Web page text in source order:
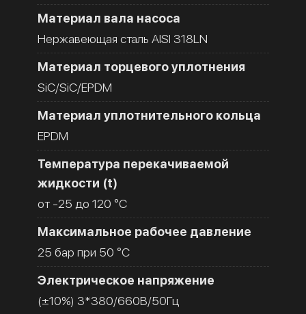
Материал вала насоса
Нержавеющая сталь AISI 318LN
Материал торцевого уплотнения
SiC/SiC/EPDM
Материал уплотнительного кольца
EPDM
Температура перекачиваемой
жидкости (t)
от -25 до 120 °C
Максимальное рабочее давление
25 бар при 50 °C
Электрическое напряжение
(±10%) 3*380/660В/50Гц